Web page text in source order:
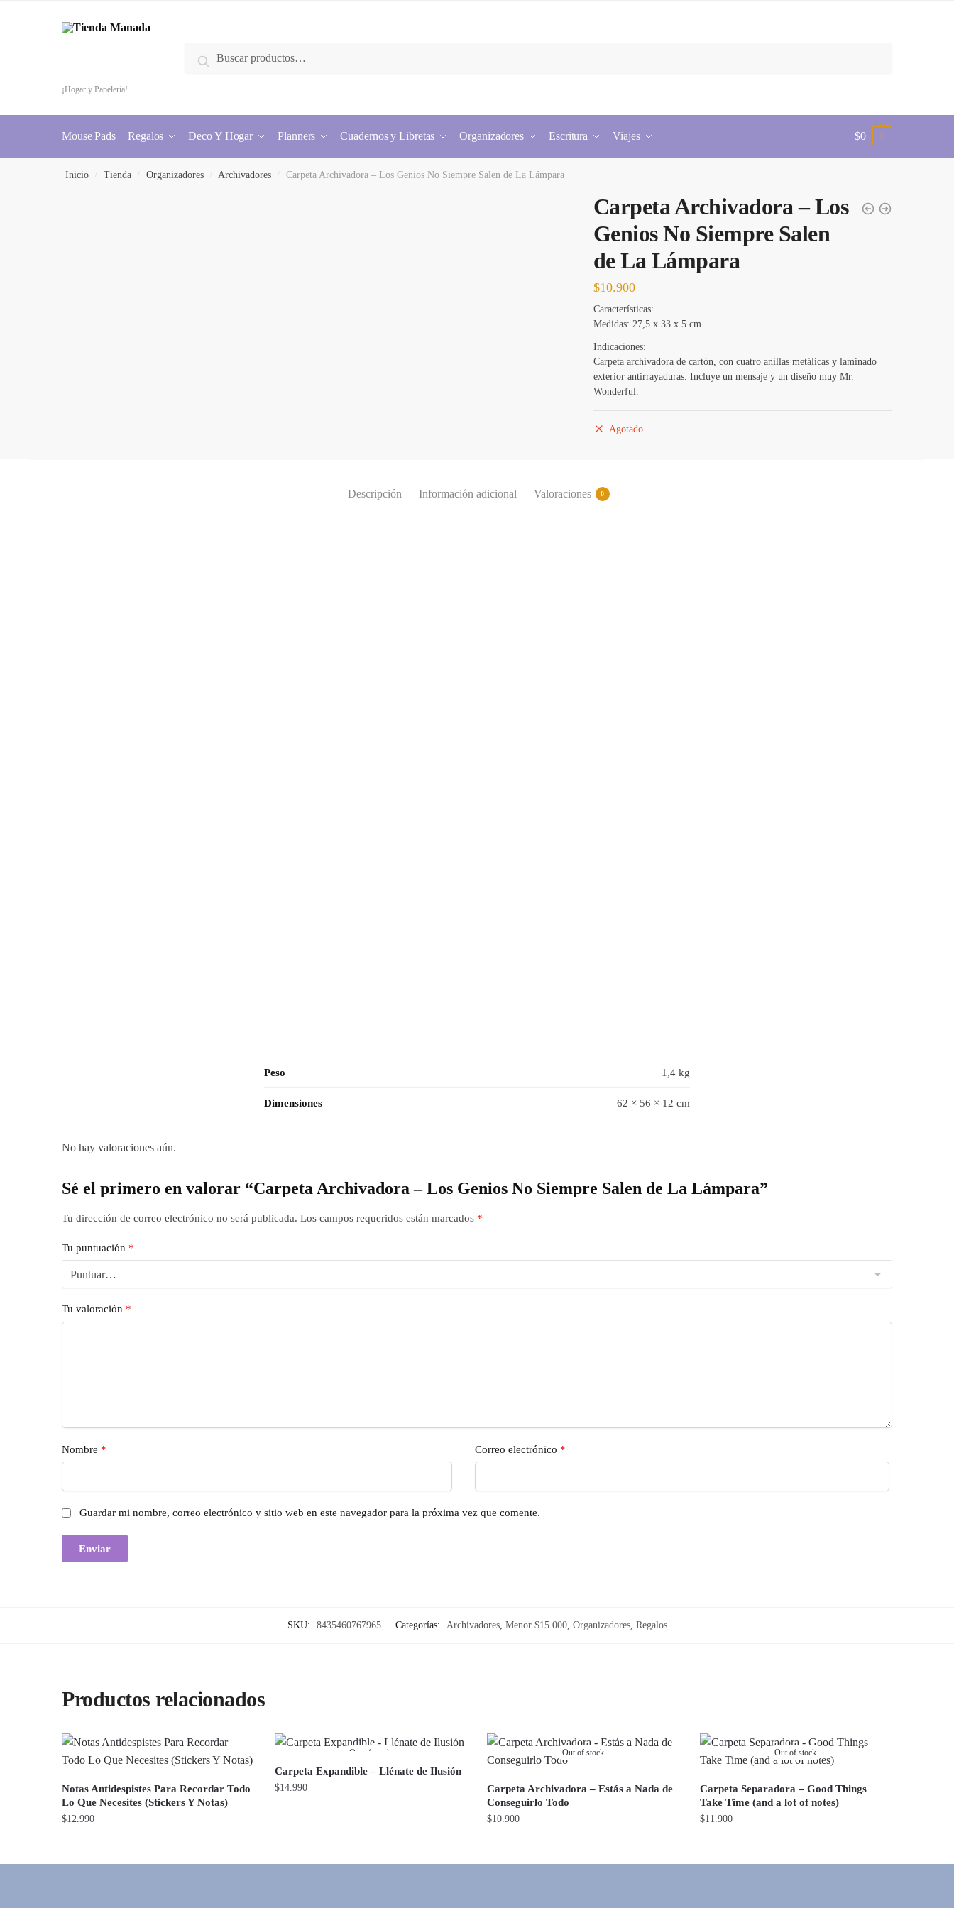
¡Hogar y Papelería!
Buscar
Mouse Pads Regalos Deco Y Hogar Planners Cuadernos y Libretas Organizadores Escritura Viajes $0 0
Inicio Tienda Organizadores Archivadores Carpeta Archivadora – Los Genios No Siempre Salen de La Lámpara
Carpeta Archivadora – Los
Genios No Siempre Salen
de La Lámpara
$10.900
Características:
Medidas: 27,5 x 33 x 5 cm
Indicaciones:
Carpeta archivadora de cartón, con cuatro anillas metálicas y laminado
exterior antirrayaduras. Incluye un mensaje y un diseño muy Mr.
Wonderful.
Agotado
Descripción Información adicional Valoraciones 0
Peso 1,4 kg
Dimensiones 62 × 56 × 12 cm
No hay valoraciones aún.
Sé el primero en valorar “Carpeta Archivadora – Los Genios No Siempre Salen de La Lámpara”
Tu dirección de correo electrónico no será publicada. Los campos requeridos están marcados *
Tu puntuación *
Tu valoración *
Nombre * Correo electrónico *
Guardar mi nombre, correo electrónico y sitio web en este navegador para la próxima vez que comente.
SKU: 8435460767965 Categorías: Archivadores, Menor $15.000, Organizadores, Regalos
Productos relacionados
Notas Antidespistes Para Recordar Todo
Lo Que Necesites (Stickers Y Notas)
$12.990
Out of stock
Carpeta Expandible – Llénate de Ilusión
$14.990
Out of stock
Carpeta Archivadora – Estás a Nada de
Conseguirlo Todo
$10.900
Out of stock
Carpeta Separadora – Good Things
Take Time (and a lot of notes)
$11.900